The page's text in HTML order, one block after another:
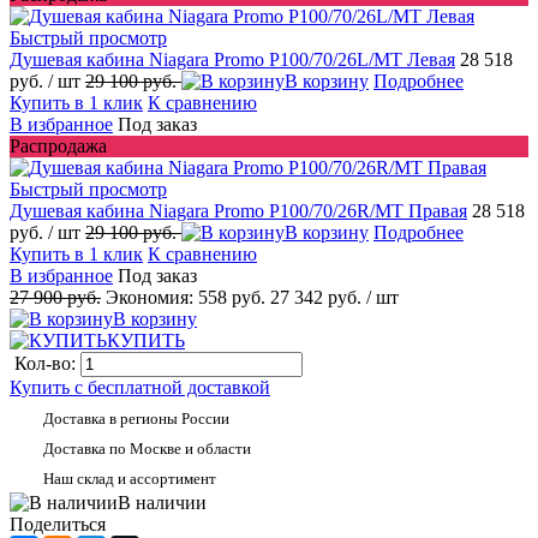
Быстрый просмотр
Душевая кабина Niagara Promo P100/70/26L/MT Левая 28 518
руб. / шт 29 100 руб. В корзину Подробнее
Купить в 1 клик К сравнению
В избранное Под заказ
Распродажа
Быстрый просмотр
Душевая кабина Niagara Promo P100/70/26R/MT Правая 28 518
руб. / шт 29 100 руб. В корзину Подробнее
Купить в 1 клик К сравнению
В избранное Под заказ
27 900 руб. Экономия: 558 руб. 27 342 руб. / шт
В корзину
КУПИТЬ
Кол-во:
Купить с бесплатной доставкой
Доставка в регионы России
Доставка по Москве и области
Наш склад и ассортимент
В наличии
Поделиться